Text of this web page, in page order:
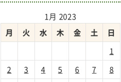
1月 2023
月
火 水 木 金 土
日
1
2
3 4 5 6 7
8